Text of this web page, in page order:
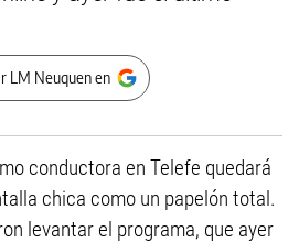
LM Neuquen en
conductora en Telefe quedará
chica como un papelón total.
levantar el programa, que ayer